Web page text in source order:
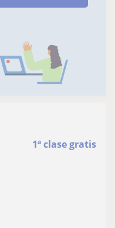
1ª clase gratis